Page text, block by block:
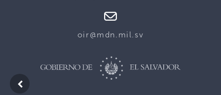
oir@mdn.mil.sv